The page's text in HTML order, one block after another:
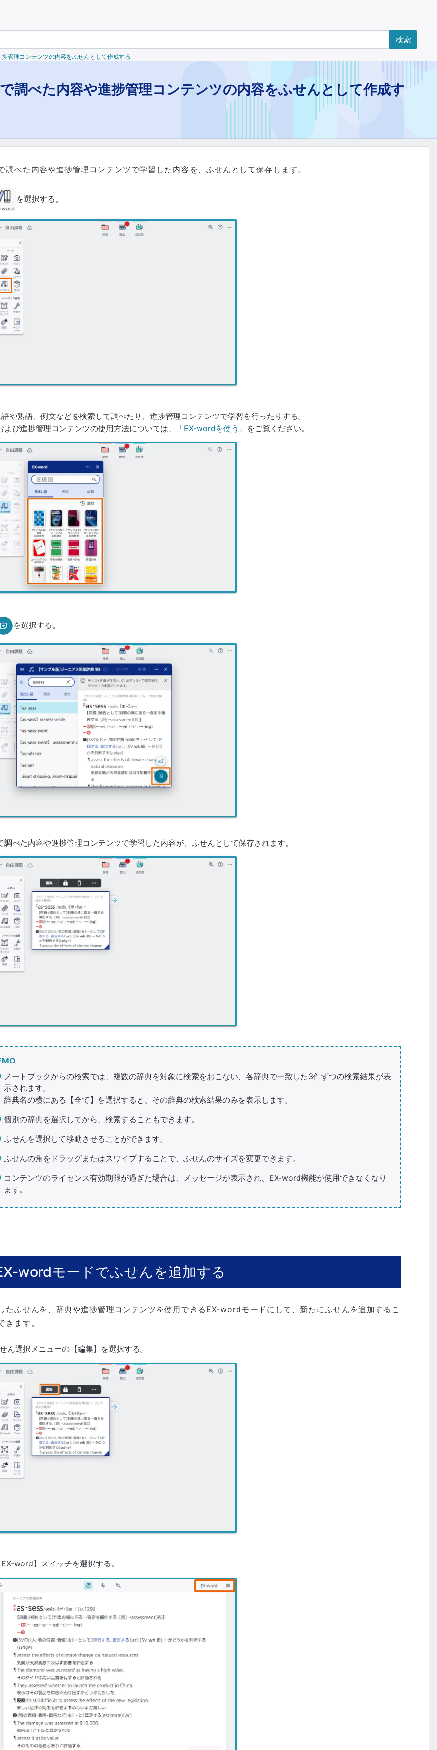
管理コンテンツの内容をふせんとして作成する
調べた内容や進捗管理コンテンツの内容をふせんとして作成す
調べた内容や進捗管理コンテンツで学習した内容を、ふせんとして保存します。
を選択する。
や熟語、例文などを検索して調べたり、進捗管理コンテンツで学習を行ったりする。
よび進捗管理コンテンツの使用方法については、「EX-wordを使う 」をご覧ください。
を選択する。
調べた内容や進捗管理コンテンツで学習した内容が、ふせんとして保存されます。
ノートブックからの検索では、複数の辞典を対象に検索をおこない、各辞典で一致した3件ずつの検索結果が表
示されます。
辞典名の横にある【全て】を選択すると、その辞典の検索結果のみを表示します。
個別の辞典を選択してから、検索することもできます。
ふせんを選択して移動させることができます。
ふせんの角をドラッグまたはスワイプすることで、ふせんのサイズを変更できます。
コンテンツのライセンス有効期限が過ぎた場合は、メッセージが表示され、EX-word機能が使用できなくなり
ます。
wordモードでふせんを追加する
たふせんを、辞典や進捗管理コンテンツを使用できるEX-wordモードにして、新たにふせんを追加するこ
きます。
ん選択メニューの【編集】を選択する。
word】スイッチを選択する。